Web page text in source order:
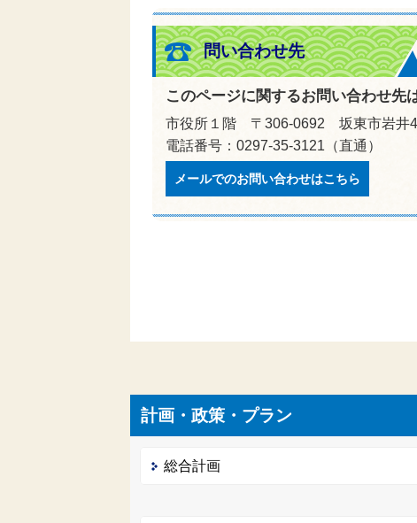
問い合わせ先
このページに関するお問い合わせ先
市役所１階 〒306-0692 坂東市岩井
電話番号：0297-35-3121（直通）
メールでのお問い合わせはこちら
計画・政策・プラン
総合計画